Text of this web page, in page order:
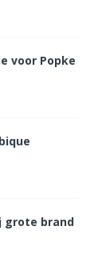
voor Popke
grote brand